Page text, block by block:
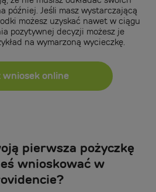
później. Jeśli masz wystarczającą
możesz uzyskać nawet w ciągu
pozytywnej decyzji możesz je
na wymarzoną wycieczkę.
wniosek online
pierwsza pożyczkę
wnioskować w